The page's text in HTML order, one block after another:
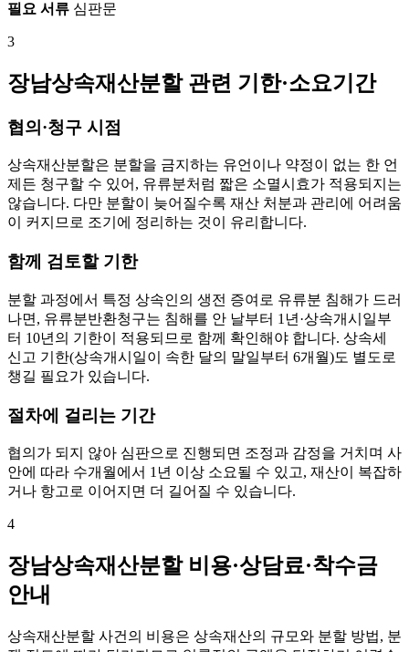
필요 서류 심판문
3
장남상속재산분할 관련 기한·소요기간
협의·청구 시점
상속재산분할은 분할을 금지하는 유언이나 약정이 없는 한 언
제든 청구할 수 있어, 유류분처럼 짧은 소멸시효가 적용되지는
않습니다. 다만 분할이 늦어질수록 재산 처분과 관리에 어려움
이 커지므로 조기에 정리하는 것이 유리합니다.
함께 검토할 기한
분할 과정에서 특정 상속인의 생전 증여로 유류분 침해가 드러
나면, 유류분반환청구는 침해를 안 날부터 1년·상속개시일부
터 10년의 기한이 적용되므로 함께 확인해야 합니다. 상속세
신고 기한(상속개시일이 속한 달의 말일부터 6개월)도 별도로
챙길 필요가 있습니다.
절차에 걸리는 기간
협의가 되지 않아 심판으로 진행되면 조정과 감정을 거치며 사
안에 따라 수개월에서 1년 이상 소요될 수 있고, 재산이 복잡하
거나 항고로 이어지면 더 길어질 수 있습니다.
4
장남상속재산분할 비용·상담료·착수금
안내
상속재산분할 사건의 비용은 상속재산의 규모와 분할 방법, 분